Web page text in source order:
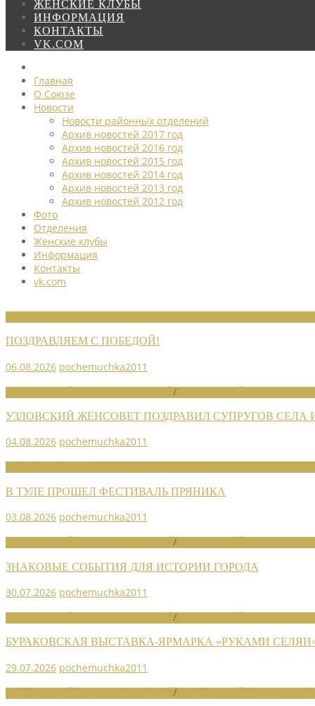
ЖЕНСКИЕ КЛУБЫ
ИНФОРМАЦИЯ
КОНТАКТЫ
VK.COM
Главная
О Союзе
Новости
Новости районных отделений
Архив новостей 2017 год
Архив новостей 2016 год
Архив новостей 2015 год
Архив новостей 2014 год
Архив новостей 2013 год
Архив новостей 2012 год
Фото
Отделения
Женские клубы
Информация
Контакты
vk.com
ПОЗДРАВЛЯЕМ С ПОБЕДОЙ!
06.08.2026 pochemuchka2011
/
УЗЛОВСКИЙ ЖЕНСОВЕТ ПОЗДРАВИЛ СУПРУГОВ СЕЛА
04.08.2026 pochemuchka2011
В ТУЛЕ ПРОШЕЛ ФЕСТИВАЛЬ ПРЯНИКА
03.08.2026 pochemuchka2011
/
ЗНАКОВЫЕ СОБЫТИЯ ДЛЯ ИСТОРИИ ГОРОДА
30.07.2026 pochemuchka2011
/
БУРАКОВСКАЯ ВЫСТАВКА-ЯРМАРКА «РУКАМИ
29.07.2026 pochemuchka2011
/